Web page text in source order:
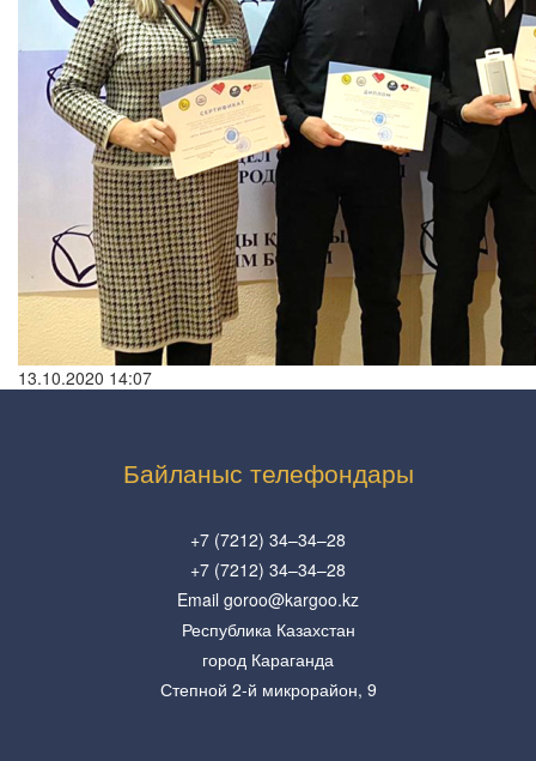
13.10.2020 14:07
Байланыс телефондары
+7 (7212) 34–34–28
+7 (7212) 34–34–28
Email goroo@kargoo.kz
Республика Казахстан
город Караганда
Степной 2-й микрорайон, 9